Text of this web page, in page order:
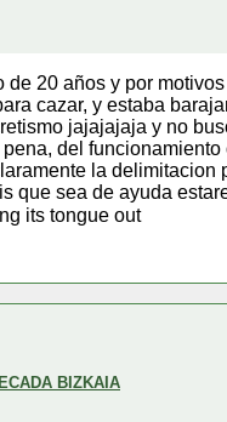
de 20 años y por
cazar, y estaba
jajajajaja y no
del
la
que sea de ayuda
BIZKAIA